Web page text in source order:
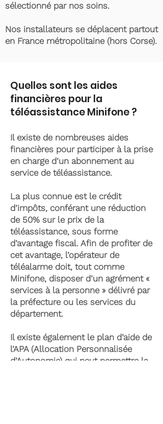
sélectionné par nos soins.
Nos installateurs se déplacent partout
en France métropolitaine (hors Corse).
Quelles sont les aides
financières pour la
téléassistance Minifone ?
Il existe de nombreuses aides
financières pour participer à la prise
en charge d’un abonnement au
service de téléassistance.
La plus connue est le crédit
d’impôts, conférant une réduction
de 50% sur le prix de la
téléassistance, sous forme
d’avantage fiscal. Afin de profiter de
cet avantage, l’opérateur de
téléalarme doit, tout comme
Minifone, disposer d’un agrément «
services à la personne » délivré par
la préfecture ou les services du
département.
Il existe également le plan d’aide de
l’APA (Allocation Personnalisée
d’Autonomie) qui peut permettre la